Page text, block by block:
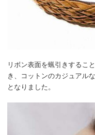
リボン表面を蝋引きするこ
き、コットンのカジュアル
となりました。